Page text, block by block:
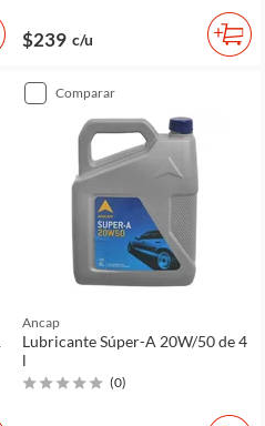
$239 c/u
comparar
Ancap
Lubricante Súper-A 20W/50 de 4
l
(0)